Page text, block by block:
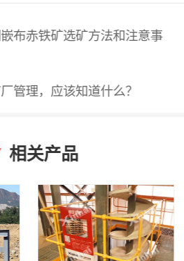
布赤铁矿选矿方法和注意事
管理，应该知道什么？
相关产品